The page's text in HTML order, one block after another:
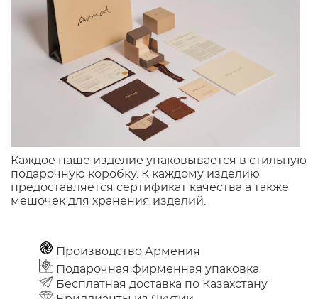
Каждое наше изделие упаковывается в стильную
подарочную коробку. К каждому изделию
предоставляется сертификат качества а также
мешочек для хранения изделий.
Производство Армения
Подарочная фирменная упаковка
Бесплатная доставка по Казахстану